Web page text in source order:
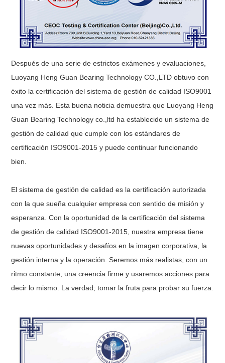
Después de una serie de estrictos exámenes y evaluaciones,
Luoyang Heng Guan Bearing Technology CO.,LTD obtuvo con
éxito la certificación del sistema de gestión de calidad ISO9001
una vez más. Esta buena noticia demuestra que Luoyang Heng
Guan Bearing Technology co.,ltd ha establecido un sistema de
gestión de calidad que cumple con los estándares de
certificación ISO9001-2015 y puede continuar funcionando
bien.
El sistema de gestión de calidad es la certificación autorizada
con la que sueña cualquier empresa con sentido de misión y
esperanza. Con la oportunidad de la certificación del sistema
de gestión de calidad ISO9001-2015, nuestra empresa tiene
nuevas oportunidades y desafíos en la imagen corporativa, la
gestión interna y la operación. Seremos más realistas, con un
ritmo constante, una creencia firme y usaremos acciones para
decir lo mismo. La verdad; tomar la fruta para probar su fuerza.